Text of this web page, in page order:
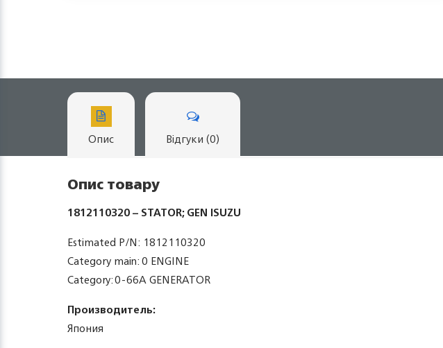
Опис Відгуки (0)
Опис товару
1812110320 – STATOR; GEN ISUZU
Estimated P/N: 1812110320
Category main: 0 ENGINE
Category: 0-66A GENERATOR
Производитель:
Япония